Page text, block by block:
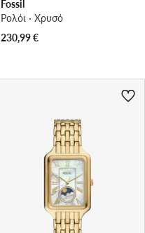
Fossil
Ρολόι · Χρυσό
230,99€